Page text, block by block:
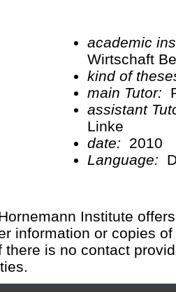
academic
Wirtschaft
kind of
main Tutor:
assistant
Linke
date:
2010
Language:
Institute
information or copies
there is no contact